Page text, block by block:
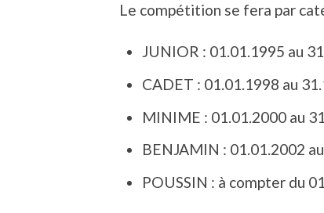
Le compétition se fera par
JUNIOR : 01.01.1995 au
CADET : 01.01.1998 au
MINIME : 01.01.2000 au
BENJAMIN : 01.01.2002
POUSSIN : à compter du